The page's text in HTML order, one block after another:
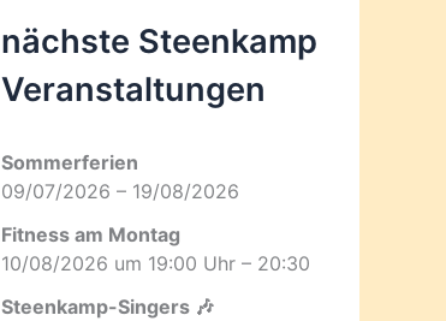
nächste Steenkamp
Veran­staltungen
Sommerferien
09/07/2026 – 19/08/2026
Fitness am Montag
10/08/2026 um 19:00 Uhr – 20:30
Steenkamp-Singers 🎶